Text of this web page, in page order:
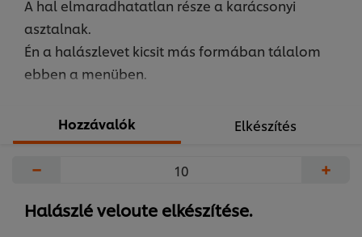
A hal elmaradhatatlan része a karácsonyi
asztalnak.
Én a halászlevet kicsit más formában tálalom
ebben a menüben.
Hozzávalók Elkészítés
− +
Halászlé veloute elkészítése.